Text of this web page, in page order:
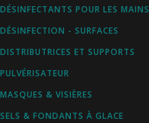
DÉSINFECTANTS POUR LES MAINS
DÉSINFECTION - SURFACES
DISTRIBUTRICES ET SUPPORTS
PULVÉRISATEUR
MASQUES & VISIÈRES
SELS & FONDANTS À GLACE